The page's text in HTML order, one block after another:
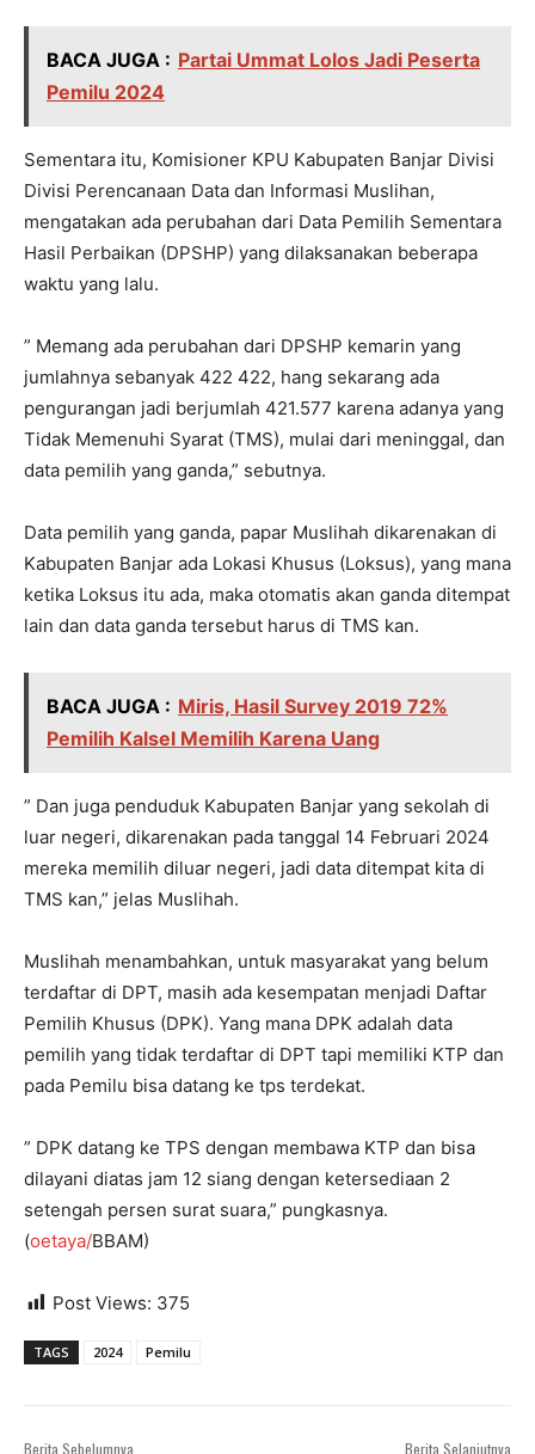
BACA JUGA : Partai Ummat Lolos Jadi Peserta
Pemilu 2024
Sementara itu, Komisioner KPU Kabupaten Banjar Divisi
Divisi Perencanaan Data dan Informasi Muslihan,
mengatakan ada perubahan dari Data Pemilih Sementara
Hasil Perbaikan (DPSHP) yang dilaksanakan beberapa
waktu yang lalu.
” Memang ada perubahan dari DPSHP kemarin yang
jumlahnya sebanyak 422 422, hang sekarang ada
pengurangan jadi berjumlah 421.577 karena adanya yang
Tidak Memenuhi Syarat (TMS), mulai dari meninggal, dan
data pemilih yang ganda,” sebutnya.
Data pemilih yang ganda, papar Muslihah dikarenakan di
Kabupaten Banjar ada Lokasi Khusus (Loksus), yang mana
ketika Loksus itu ada, maka otomatis akan ganda ditempat
lain dan data ganda tersebut harus di TMS kan.
BACA JUGA : Miris, Hasil Survey 2019 72%
Pemilih Kalsel Memilih Karena Uang
” Dan juga penduduk Kabupaten Banjar yang sekolah di
luar negeri, dikarenakan pada tanggal 14 Februari 2024
mereka memilih diluar negeri, jadi data ditempat kita di
TMS kan,” jelas Muslihah.
Muslihah menambahkan, untuk masyarakat yang belum
terdaftar di DPT, masih ada kesempatan menjadi Daftar
Pemilih Khusus (DPK). Yang mana DPK adalah data
pemilih yang tidak terdaftar di DPT tapi memiliki KTP dan
pada Pemilu bisa datang ke tps terdekat.
” DPK datang ke TPS dengan membawa KTP dan bisa
dilayani diatas jam 12 siang dengan ketersediaan 2
setengah persen surat suara,” pungkasnya.
(oetaya/BBAM)
Post Views: 375
TAGS 2024 Pemilu
Berita Sebelumnya Berita Selanjutnya